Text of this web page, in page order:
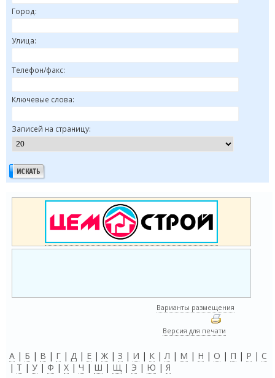
Город:
Улица:
Телефон/факс:
Ключевые слова:
Записей на страницу:
Варианты размещения
Версия для печати
А | Б | В | Г | Д | Е | Ж | З | И | К |Л | М | Н | О | П | Р | С
| Т | У | Ф | Х | Ч | Ш | Щ | Э | Ю | Я